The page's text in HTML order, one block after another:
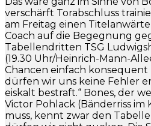
verschärft Torabschluss
am Freitag einen
Coach auf die Begegnung
Tabellendritten TSG
(19.30 Uhr/Heinrich-Mann-
Chancen einfach konsequent
dürfen wir uns keine Fehler
eiskalt bestraft.“ Bones, der
Victor Pohlack (Bänderriss im
muss, kennt zwar den